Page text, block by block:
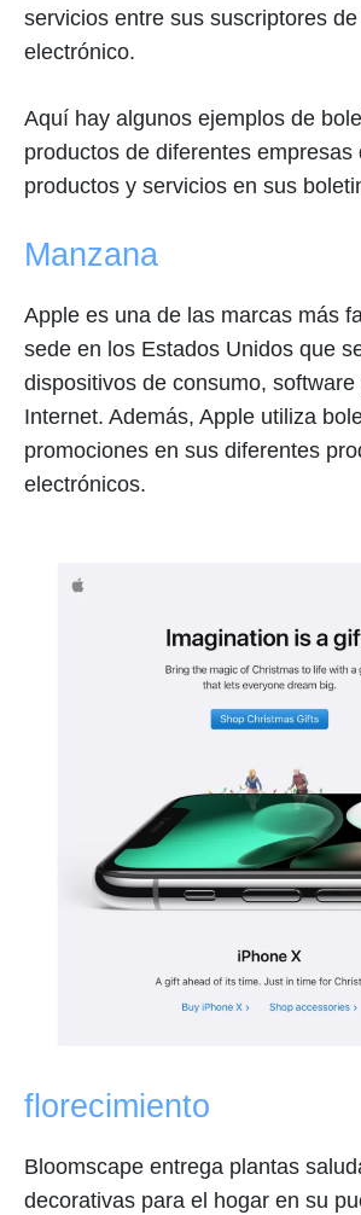
servicios entre sus suscriptores
electrónico.
Aquí hay algunos ejemplos de
productos de diferentes empresas
productos y servicios en sus
Manzana
Apple es una de las marcas más
sede en los Estados Unidos que
dispositivos de consumo,
Internet. Además, Apple utiliza
promociones en sus diferentes
electrónicos.
florecimiento
Bloomscape entrega plantas
decorativas para el hogar en su